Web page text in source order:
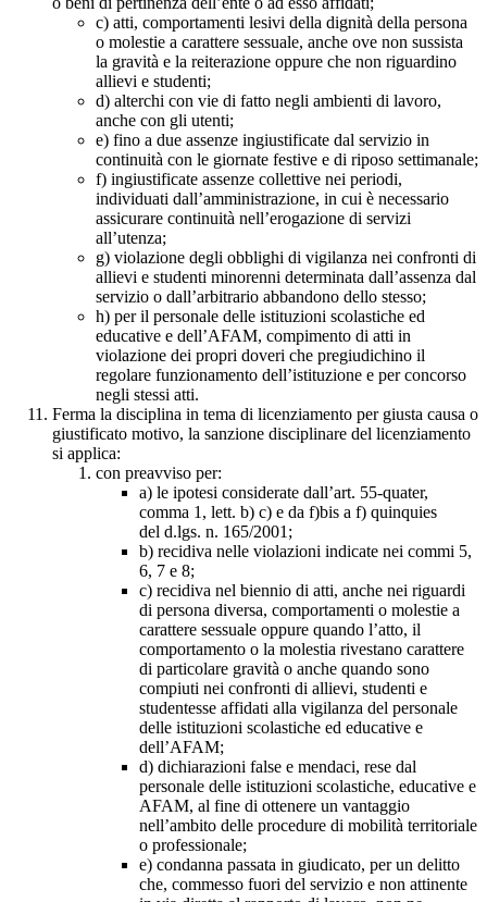
c) atti, comportamenti lesivi della dignità della persona
o molestie a carattere sessuale, anche ove non sussista
la gravità e la reiterazione oppure che non riguardino
allievi e studenti;
d) alterchi con vie di fatto negli ambienti di lavoro,
anche con gli utenti;
e) fino a due assenze ingiustificate dal servizio in
continuità con le giornate festive e di riposo settimanale;
f) ingiustificate assenze collettive nei periodi,
individuati dall’amministrazione, in cui è necessario
assicurare continuità nell’erogazione di servizi
all’utenza;
g) violazione degli obblighi di vigilanza nei confronti di
allievi e studenti minorenni determinata dall’assenza dal
servizio o dall’arbitrario abbandono dello stesso;
h) per il personale delle istituzioni scolastiche ed
educative e dell’AFAM, compimento di atti in
violazione dei propri doveri che pregiudichino il
regolare funzionamento dell’istituzione e per concorso
negli stessi atti.
Ferma la disciplina in tema di licenziamento per giusta causa o
giustificato motivo, la sanzione disciplinare del licenziamento
si applica:
con preavviso per:
a) le ipotesi considerate dall’art. 55-quater,
comma 1, lett. b) c) e da f)bis a f) quinquies
del d.lgs. n. 165/2001;
b) recidiva nelle violazioni indicate nei commi 5,
6, 7 e 8;
c) recidiva nel biennio di atti, anche nei riguardi
di persona diversa, comportamenti o molestie a
carattere sessuale oppure quando l’atto, il
comportamento o la molestia rivestano carattere
di particolare gravità o anche quando sono
compiuti nei confronti di allievi, studenti e
studentesse affidati alla vigilanza del personale
delle istituzioni scolastiche ed educative e
dell’AFAM;
d) dichiarazioni false e mendaci, rese dal
personale delle istituzioni scolastiche, educative e
AFAM, al fine di ottenere un vantaggio
nell’ambito delle procedure di mobilità territoriale
o professionale;
e) condanna passata in giudicato, per un delitto
che, commesso fuori del servizio e non attinente